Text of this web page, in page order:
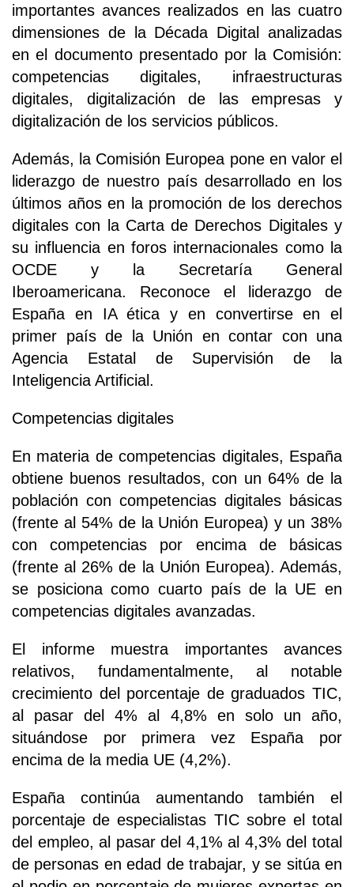
importantes avances realizados en las cuatro
dimensiones de la Década Digital analizadas
en el documento presentado por la Comisión:
competencias digitales, infraestructuras
digitales, digitalización de las empresas y
digitalización de los servicios públicos.
Además, la Comisión Europea pone en valor el
liderazgo de nuestro país desarrollado en los
últimos años en la promoción de los derechos
digitales con la Carta de Derechos Digitales y
su influencia en foros internacionales como la
OCDE y la Secretaría General
Iberoamericana. Reconoce el liderazgo de
España en IA ética y en convertirse en el
primer país de la Unión en contar con una
Agencia Estatal de Supervisión de la
Inteligencia Artificial.
Competencias digitales
En materia de competencias digitales, España
obtiene buenos resultados, con un 64% de la
población con competencias digitales básicas
(frente al 54% de la Unión Europea) y un 38%
con competencias por encima de básicas
(frente al 26% de la Unión Europea). Además,
se posiciona como cuarto país de la UE en
competencias digitales avanzadas.
El informe muestra importantes avances
relativos, fundamentalmente, al notable
crecimiento del porcentaje de graduados TIC,
al pasar del 4% al 4,8% en solo un año,
situándose por primera vez España por
encima de la media UE (4,2%).
España continúa aumentando también el
porcentaje de especialistas TIC sobre el total
del empleo, al pasar del 4,1% al 4,3% del total
de personas en edad de trabajar, y se sitúa en